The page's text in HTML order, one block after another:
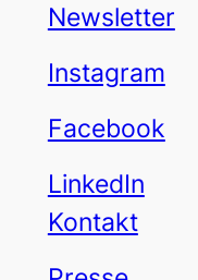
Newsletter
Instagram
Facebook
LinkedIn
Kontakt